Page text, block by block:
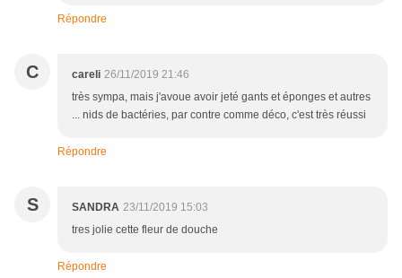
Répondre
C careli 26/11/2019 21:46
très sympa, mais j'avoue avoir jeté gants et éponges et autres
... nids de bactéries, par contre comme déco, c'est très réussi
Répondre
S SANDRA 23/11/2019 15:03
tres jolie cette fleur de douche
Répondre